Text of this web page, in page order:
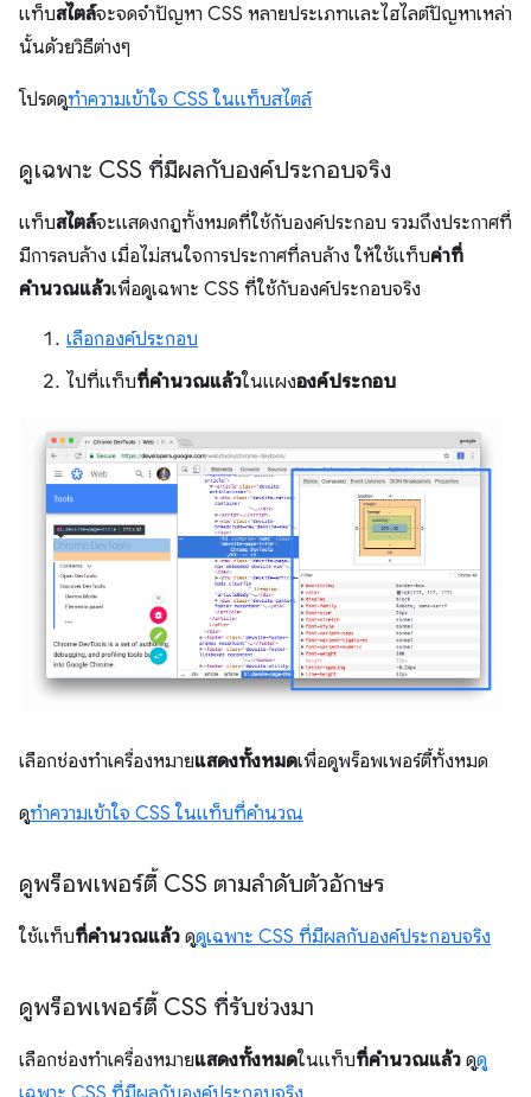
แท็บสไตล์จะจดจำปัญหา CSS หลายประเภทและไฮไลต์ปัญหาเหล่า
นั้นด้วยวิธีต่างๆ
โปรดดูทําความเข้าใจ CSS ในแท็บสไตล์
ดูเฉพาะ CSS ที่มีผลกับองค์ประกอบจริง
แท็บสไตล์จะแสดงกฎทั้งหมดที่ใช้กับองค์ประกอบ รวมถึงประกาศที่
มีการลบล้าง เมื่อไม่สนใจการประกาศที่ลบล้าง ให้ใช้แท็บค่าที่
คำนวณแล้วเพื่อดูเฉพาะ CSS ที่ใช้กับองค์ประกอบจริง
เลือกองค์ประกอบ
ไปที่แท็บที่คำนวณแล้วในแผงองค์ประกอบ
เลือกช่องทําเครื่องหมายแสดงทั้งหมดเพื่อดูพร็อพเพอร์ตี้ทั้งหมด
ดูทำความเข้าใจ CSS ในแท็บที่คำนวณ
ดูพร็อพเพอร์ตี้ CSS ตามลําดับตัวอักษร
ใช้แท็บที่คำนวณแล้ว ดูดูเฉพาะ CSS ที่มีผลกับองค์ประกอบจริง
ดูพร็อพเพอร์ตี้ CSS ที่รับช่วงมา
เลือกช่องทําเครื่องหมายแสดงทั้งหมดในแท็บที่คำนวณแล้ว ดูดู